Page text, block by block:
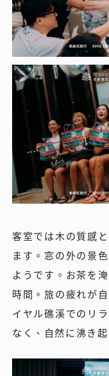
客室では木の質感
ます。窓の外の景
ようです。お茶を
時間。旅の疲れが
イヤル礁溪でのリ
なく、自然に沸き